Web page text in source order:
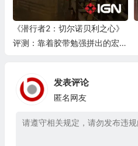
《潜行者2：切尔诺贝利之心》
评测：靠着胶带勉强拼出的宏大
发表评论
匿名网友